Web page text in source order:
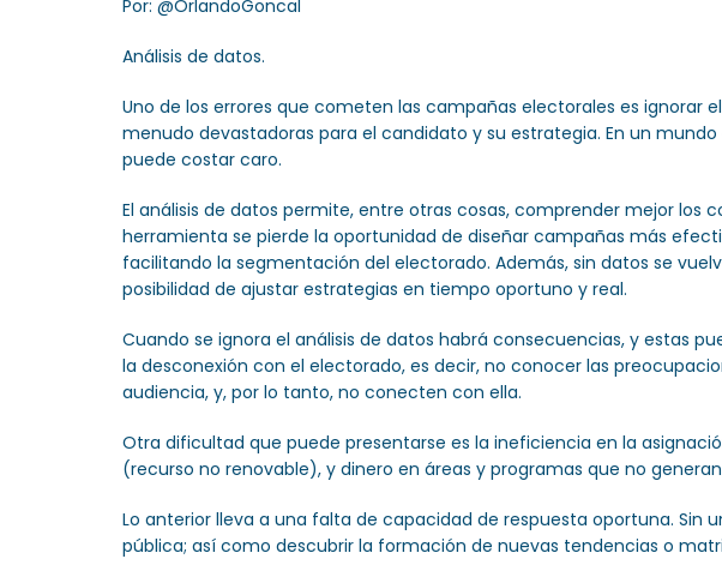
Por: @OrlandoGoncal
Análisis de datos.
Uno de los errores que cometen las campañas electorales es ignorar
menudo devastadoras para el candidato y su estrategia. En un
puede costar caro.
El análisis de datos permite, entre otras cosas, comprender mejor
herramienta se pierde la oportunidad de diseñar campañas más
facilitando la segmentación del electorado. Además, sin datos se
posibilidad de ajustar estrategias en tiempo oportuno y real.
Cuando se ignora el análisis de datos habrá consecuencias, y estas
la desconexión con el electorado, es decir, no conocer las
audiencia, y, por lo tanto, no conecten con ella.
Otra dificultad que puede presentarse es la ineficiencia en la
(recurso no renovable), y dinero en áreas y programas que no
Lo anterior lleva a una falta de capacidad de respuesta oportuna.
pública; así como descubrir la formación de nuevas tendencias o